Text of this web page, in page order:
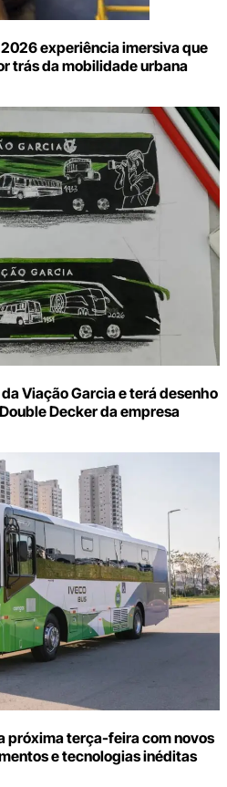
experiência imersiva que
trás da mobilidade urbana
Viação Garcia e terá desenho
Decker da empresa
próxima terça-feira com novos
e tecnologias inéditas